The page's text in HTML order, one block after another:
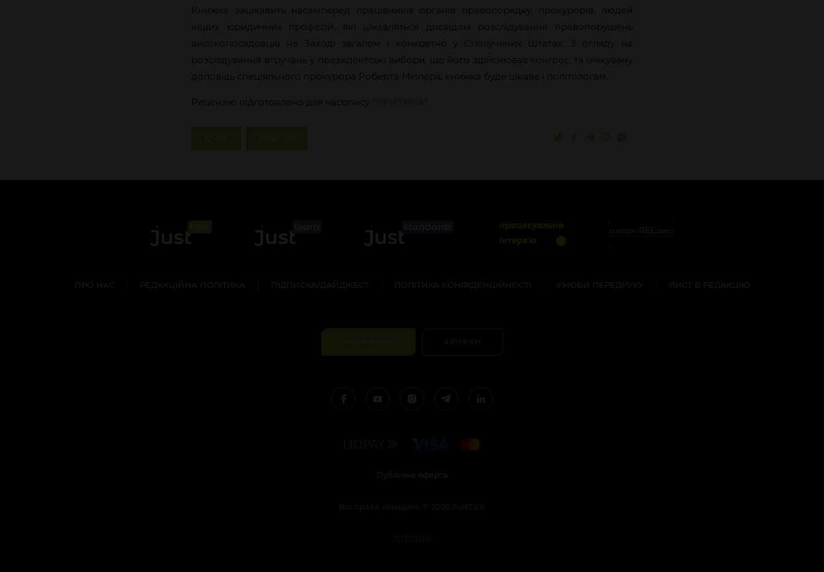
Книжка зацікавить насамперед працівників органів правопорядку, прокурорів, людей
інших юридичних професій, які цікавляться досвідом розслідування правопорушень
високопосадовців на Заході загалом і конкретно у Сполучених Штатах. З огляду на
розслідування втручань у президентські вибори, що його здійснював конґрес, та очікувану
доповідь спеціяльного прокурора Роберта Мюлера, книжка буде цікава і політологам.
Рецензію підготовлено для часопису
ПРО НАС РЕДАКЦІЙНА ПОЛІТИКА ПІДПИСКА/ДАЙДЖЕСТ ПОЛІТИКА КОНФІДЕНЦІЙНОСТІ УМОВИ ПЕРЕДРУКУ ЛИСТ В РЕДАКЦІЮ
Публічна оферта
Всі права захищені 2026 JustTalk